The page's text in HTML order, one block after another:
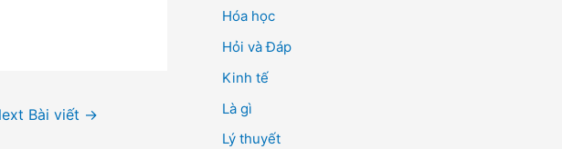
Bài viết →
Hóa học
Hỏi và Đáp
Kinh tế
Là gì
Lý thuyết